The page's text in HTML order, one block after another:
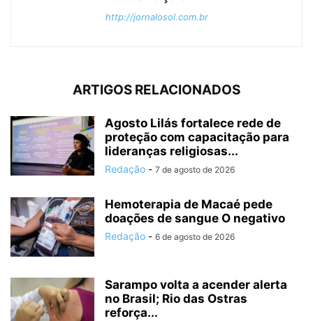
http://jornalosol.com.br
ARTIGOS RELACIONADOS
Agosto Lilás fortalece rede de
proteção com capacitação para
lideranças religiosas...
Redação - 7 de agosto de 2026
Hemoterapia de Macaé pede
doações de sangue O negativo
Redação - 6 de agosto de 2026
Sarampo volta a acender alerta
no Brasil; Rio das Ostras
reforça...